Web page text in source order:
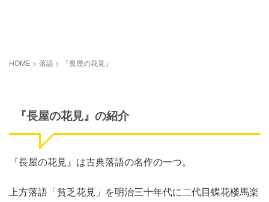
HOME > 落語 > 『長屋の花見』
『長屋の花見』の紹介
『長屋の花見』は古典落語の名作の一つ。
上方落語「貧乏花見」を明治三十年代に二代目蝶花楼馬楽